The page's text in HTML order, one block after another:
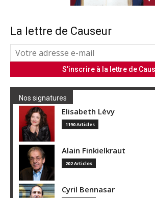
La lettre de Causeur
Nos signatures
Elisabeth Lévy
1190 Articles
Alain Finkielkraut
202 Articles
Cyril Bennasar